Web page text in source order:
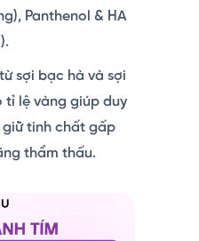
Panthenol & HA
sợi bạc hà và sợi
tỉ lệ vàng giúp duy
tinh chất gấp
thẩm thấu.